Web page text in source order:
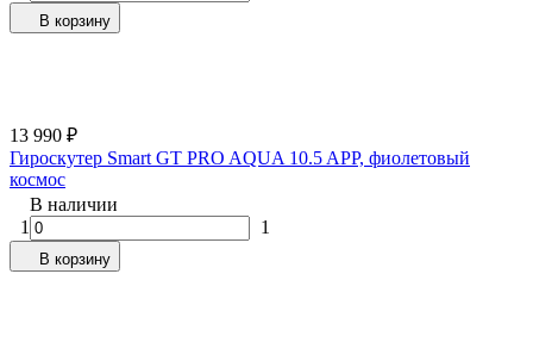
В корзину
13 990 ₽
Гироскутер Smart GT PRO AQUA 10.5 APP, фиолетовый
космос
В наличии
1
1
В корзину